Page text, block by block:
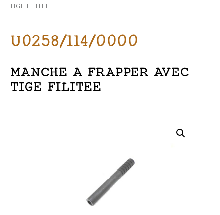
TIGE FILITEE
U0258/114/0000
MANCHE A FRAPPER AVEC
TIGE FILITEE